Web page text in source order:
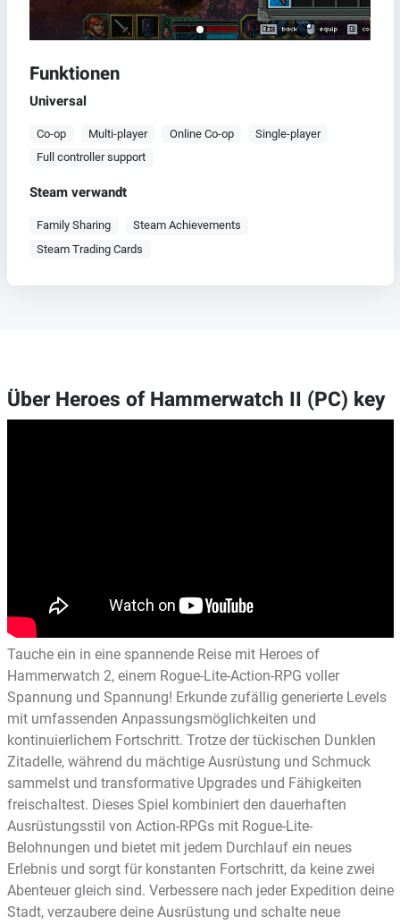
Funktionen
Universal
Co-op Multi-player Online Co-op
Single-player
Full controller support
Steam verwandt
Family Sharing
Steam Achievements
Steam Trading Cards
Über Heroes of Hammerwatch II (PC) key
Tauche ein in eine spannende Reise mit Heroes of
Hammerwatch 2, einem Rogue-Lite-Action-RPG voller
Spannung und Spannung! Erkunde zufällig generierte Levels
mit umfassenden Anpassungsmöglichkeiten und
kontinuierlichem Fortschritt. Trotze der tückischen Dunklen
Zitadelle, während du mächtige Ausrüstung und Schmuck
sammelst und transformative Upgrades und Fähigkeiten
freischaltest. Dieses Spiel kombiniert den dauerhaften
Ausrüstungsstil von Action-RPGs mit Rogue-Lite-
Belohnungen und bietet mit jedem Durchlauf ein neues
Erlebnis und sorgt für konstanten Fortschritt, da keine zwei
Abenteuer gleich sind. Verbessere nach jeder Expedition deine
Stadt, verzaubere deine Ausrüstung und schalte neue